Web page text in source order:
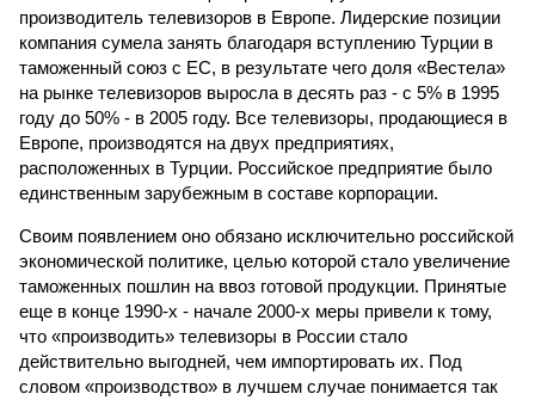
производитель телевизоров в Европе. Лидерские позиции
компания сумела занять благодаря вступлению Турции в
таможенный союз с ЕС, в результате чего доля «Вестела»
на рынке телевизоров выросла в десять раз - с 5% в 1995
году до 50% - в 2005 году. Все телевизоры, продающиеся в
Европе, производятся на двух предприятиях,
расположенных в Турции. Российское предприятие было
единственным зарубежным в составе корпорации.
Своим появлением оно обязано исключительно российской
экономической политике, целью которой стало увеличение
таможенных пошлин на ввоз готовой продукции. Принятые
еще в конце 1990-х - начале 2000-х меры привели к тому,
что «производить» телевизоры в России стало
действительно выгодней, чем импортировать их. Под
словом «производство» в лучшем случае понимается так